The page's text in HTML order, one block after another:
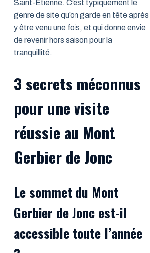
Saint-Étienne. C’est typiquement le
genre de site qu’on garde en tête après
y être venu une fois, et qui donne envie
de revenir hors saison pour la
tranquillité.
3 secrets méconnus
pour une visite
réussie au Mont
Gerbier de Jonc
Le sommet du Mont
Gerbier de Jonc est-il
accessible toute l’année